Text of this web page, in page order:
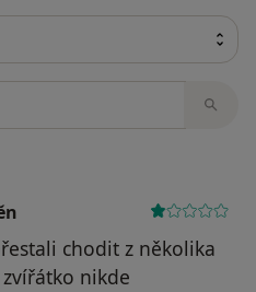
chodit z několika
nikde